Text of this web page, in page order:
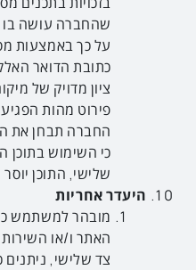
שהחברה עושה בו
על כך באמצעות
כתובת הדואר
פירוט מהות
החברה תבחן את
כי השימוש בתוכן
שלישי, התוכן
היעדר אחריות
מובהר למשתמש
האתר ו/או
צד שלישי